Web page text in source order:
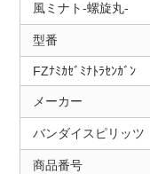
風ミナト-螺旋丸-
型番
FZﾅﾐｶｾﾞﾐﾅﾄﾗｾﾝｶﾞﾝ
メーカー
バンダイスピリッツ
商品番号